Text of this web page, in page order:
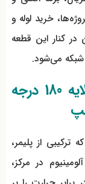
خرید لوله و
در کنار این قطعه
شبکه می‌شود.
ساختار و فناوری تولید زانو 5 لایه 180 درجه
ترکیبی از پلیمر،
در مرکز،